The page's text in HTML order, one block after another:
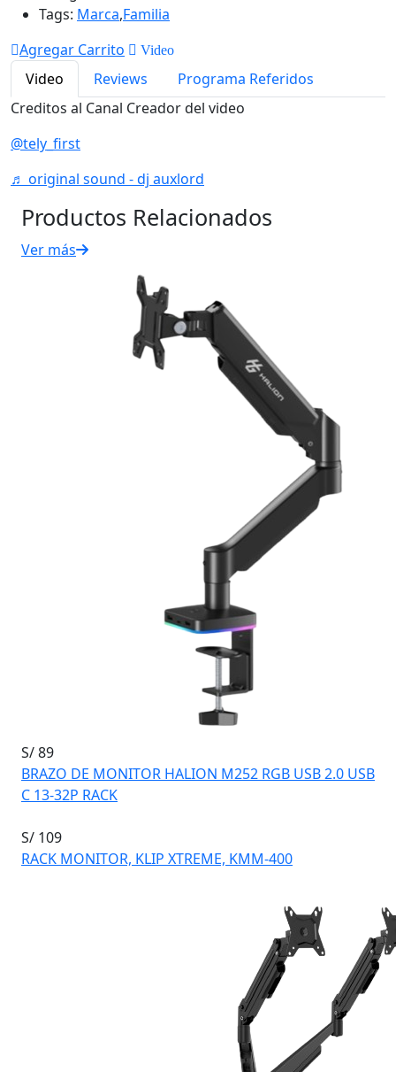
Tags: Marca,Familia
Agregar Carrito
Video
Video Reviews
Programa Referidos
Creditos al Canal Creador del video
@tely_first
♬ original sound - dj auxlord
Productos Relacionados
Ver más
S/ 89
BRAZO DE MONITOR HALION M252 RGB USB 2.0 USB
C 13-32P RACK
S/ 109
RACK MONITOR, KLIP XTREME, KMM-400